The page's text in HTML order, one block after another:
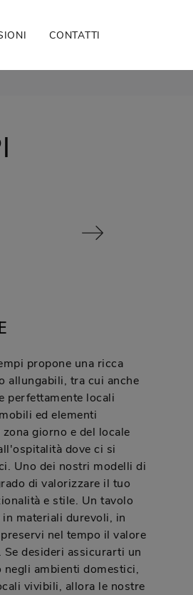
CONTATTI
propone una ricca
allungabili, tra cui anche
perfettamente locali
ed elementi
giorno e del locale
dove ci si
Uno dei nostri modelli di
di valorizzare il tuo
e stile. Un tavolo
materiali durevoli, in
nel tempo il valore
desideri assicurarti un
ambienti domestici,
vivibili, allora le nostre